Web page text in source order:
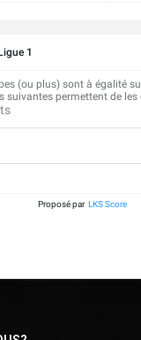
1
(ou plus) sont à égalité
suivantes permettent de les
Proposé par LKS Score